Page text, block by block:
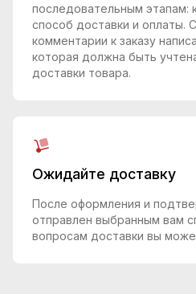
последовательным этапам:
способ доставки и оплаты.
комментарии к заказу
которая должна быть
доставки товара.
Ожидайте доставку
После оформления и
отправлен выбранным вам
вопросам доставки вы